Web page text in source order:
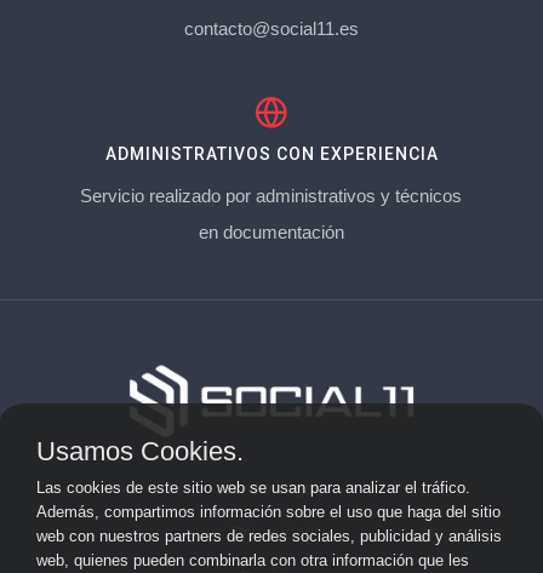
contacto@social11.es
ADMINISTRATIVOS CON EXPERIENCIA
Servicio realizado por administrativos y técnicos
en documentación
Aviso Legal
Privacidad
Usamos Cookies.
Las cookies de este sitio web se usan para analizar el tráfico.
Además, compartimos información sobre el uso que haga del sitio
web con nuestros partners de redes sociales, publicidad y análisis
web, quienes pueden combinarla con otra información que les